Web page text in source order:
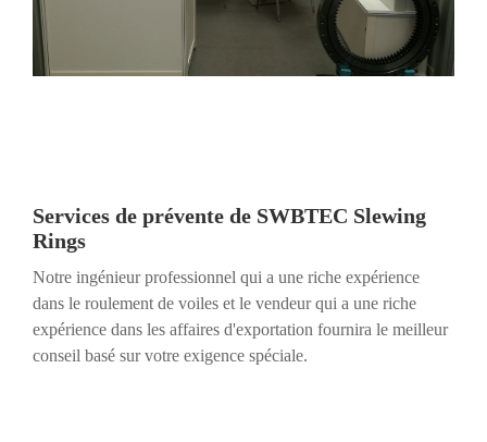
Services de prévente de SWBTEC Slewing
Rings
Notre ingénieur professionnel qui a une riche expérience
dans le roulement de voiles et le vendeur qui a une riche
expérience dans les affaires d'exportation fournira le meilleur
conseil basé sur votre exigence spéciale.